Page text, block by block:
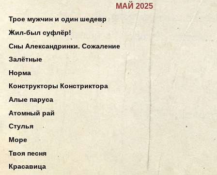
МАЙ 2025
Трое мужчин и один шедевр
Жил-был суфлёр!
Сны Александринки. Сожаление
Залётные
Норма
Конструкторы Констриктора
Алые паруса
Атомный рай
Стулья
Море
Твоя песня
Красавица